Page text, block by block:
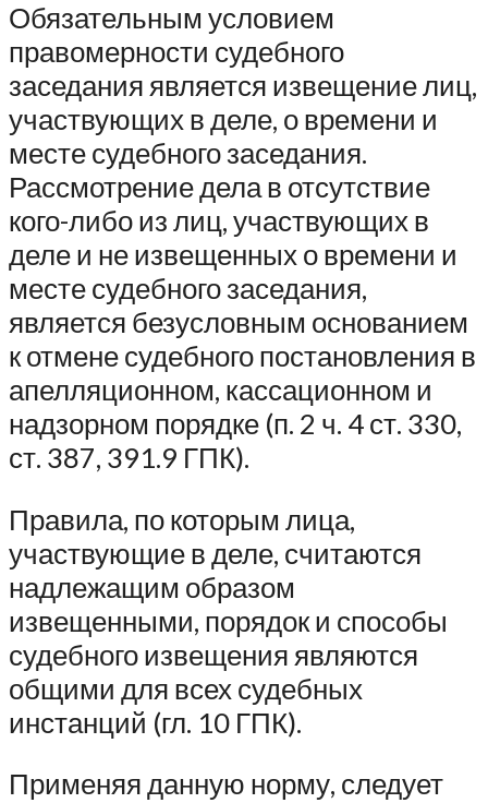
Обязательным условием
правомерности судебного
заседания является извещение лиц,
участвующих в деле, о времени и
месте судебного заседания.
Рассмотрение дела в отсутствие
кого-либо из лиц, участвующих в
деле и не извещенных о времени и
месте судебного заседания,
является безусловным основанием
к отмене судебного постановления в
апелляционном, кассационном и
надзорном порядке (п. 2 ч. 4 ст. 330,
ст. 387, 391.9 ГПК).
Правила, по которым лица,
участвующие в деле, считаются
надлежащим образом
извещенными, порядок и способы
судебного извещения являются
общими для всех судебных
инстанций (гл. 10 ГПК).
Применяя данную норму, следует